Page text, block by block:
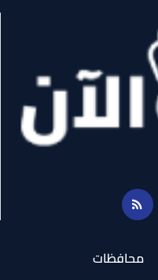
محافظات